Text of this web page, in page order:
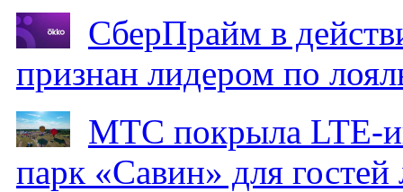
СберПрайм в
признан лидером по
МТС покрыла LTE-
парк «Савин» для гостей